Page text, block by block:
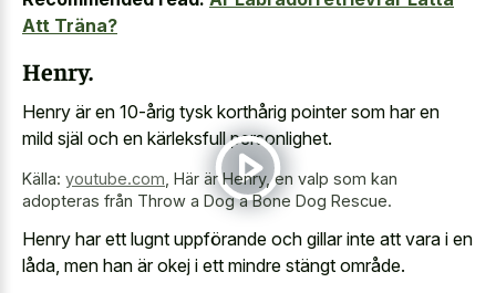
Att Träna?
Henry.
Henry är en 10-årig tysk korthårig pointer som har en
mild själ och en kärleksfull personlighet.
Källa: youtube.com Här är Henry, en valp som kan
adopteras från Throw a Dog a Bone Dog Rescue.
Henry har ett lugnt uppförande och gillar inte att vara i en
låda, men han är okej i ett mindre stängt område.